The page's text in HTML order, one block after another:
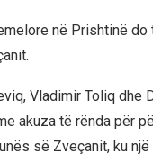
në Prishtinë
Vladimir Toliq dhe
akuza të rënda për
së Zveçanit, ku